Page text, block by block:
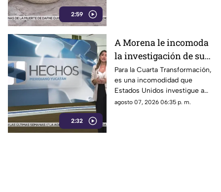
2:59
2:32
A Morena le incomoda
la investigación de sus
funcionarios por parte
de EU
Para la Cuarta Transformación,
es una incomodidad que
Estados Unidos investigue a
sus políticos y que lo haga
agosto 07, 2026 06:35 p. m.